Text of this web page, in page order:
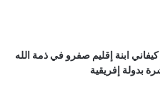
ابنة إقليم صفرو في ذمة الله
بدولة إفريقية